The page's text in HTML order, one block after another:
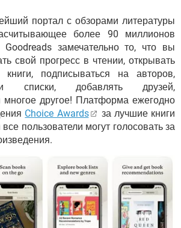
портал с обзорами литературы
более 90 миллионов
Goodreads замечательно то, что вы
свой прогресс в чтении, открывать
подписываться на авторов,
списки, добавлять друзей,
многое другое! Платформа ежегодно
Choice Awards
за лучшие книги
пользователи могут голосовать за